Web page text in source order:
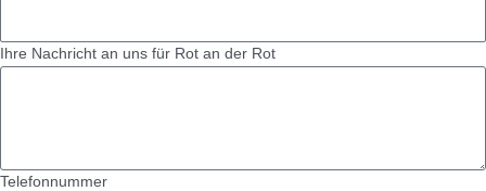
Ihre Nachricht an uns für Rot an der Rot
Telefonnummer